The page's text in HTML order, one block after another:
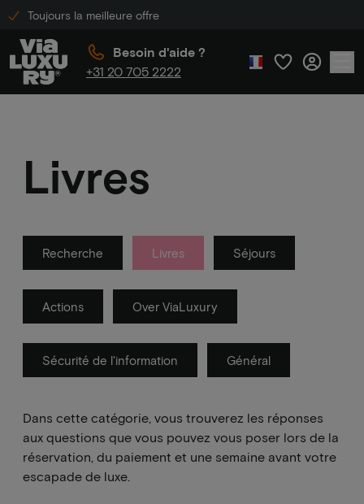
Toujours la meilleure offre
Besoin d'aide ?
+31 20 705 2222
Livres
Recherche Livres Séjours
Actions Over ViaLuxury
Sécurité de l'information Général
Dans cette catégorie, vous trouverez les réponses
aux questions que vous pouvez vous poser lors de la
réservation, du paiement et une semaine avant votre
escapade de luxe.